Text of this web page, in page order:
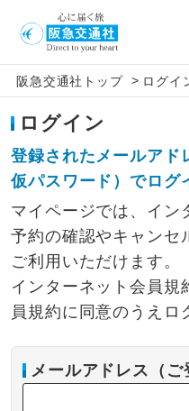
阪急交通社トップ > ログイ
ログイン
登録されたメールアド
仮パスワード）でログ
マイページでは、イン
予約の確認やキャンセ
ご利用いただけます。
インターネット会員規
員規約に同意のうえロ
メールアドレス（ご